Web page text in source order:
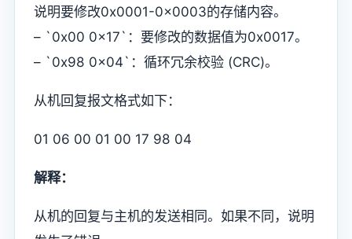
说明要修改0x0001-0x0003的存储内容。
– `0x00 0x17`：要修改的数据值为0x0017。
– `0x98 0x04`：循环冗余校验 (CRC)。
从机回复报文格式如下：
01 06 00 01 00 17 98 04
解释：
从机的回复与主机的发送相同。如果不同，说明